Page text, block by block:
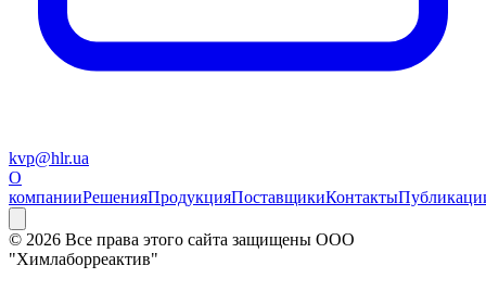
kvp@hlr.ua
О
компанииРешенияПродукцияПоставщикиКонтакты
© 2026 Все права этого сайта защищены ООО
"Химлаборреактив"